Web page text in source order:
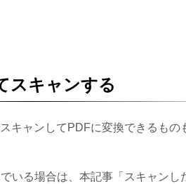
スキャンする
キャンしてPDFに変換できるもの
いる場合は、本記事「スキャンし